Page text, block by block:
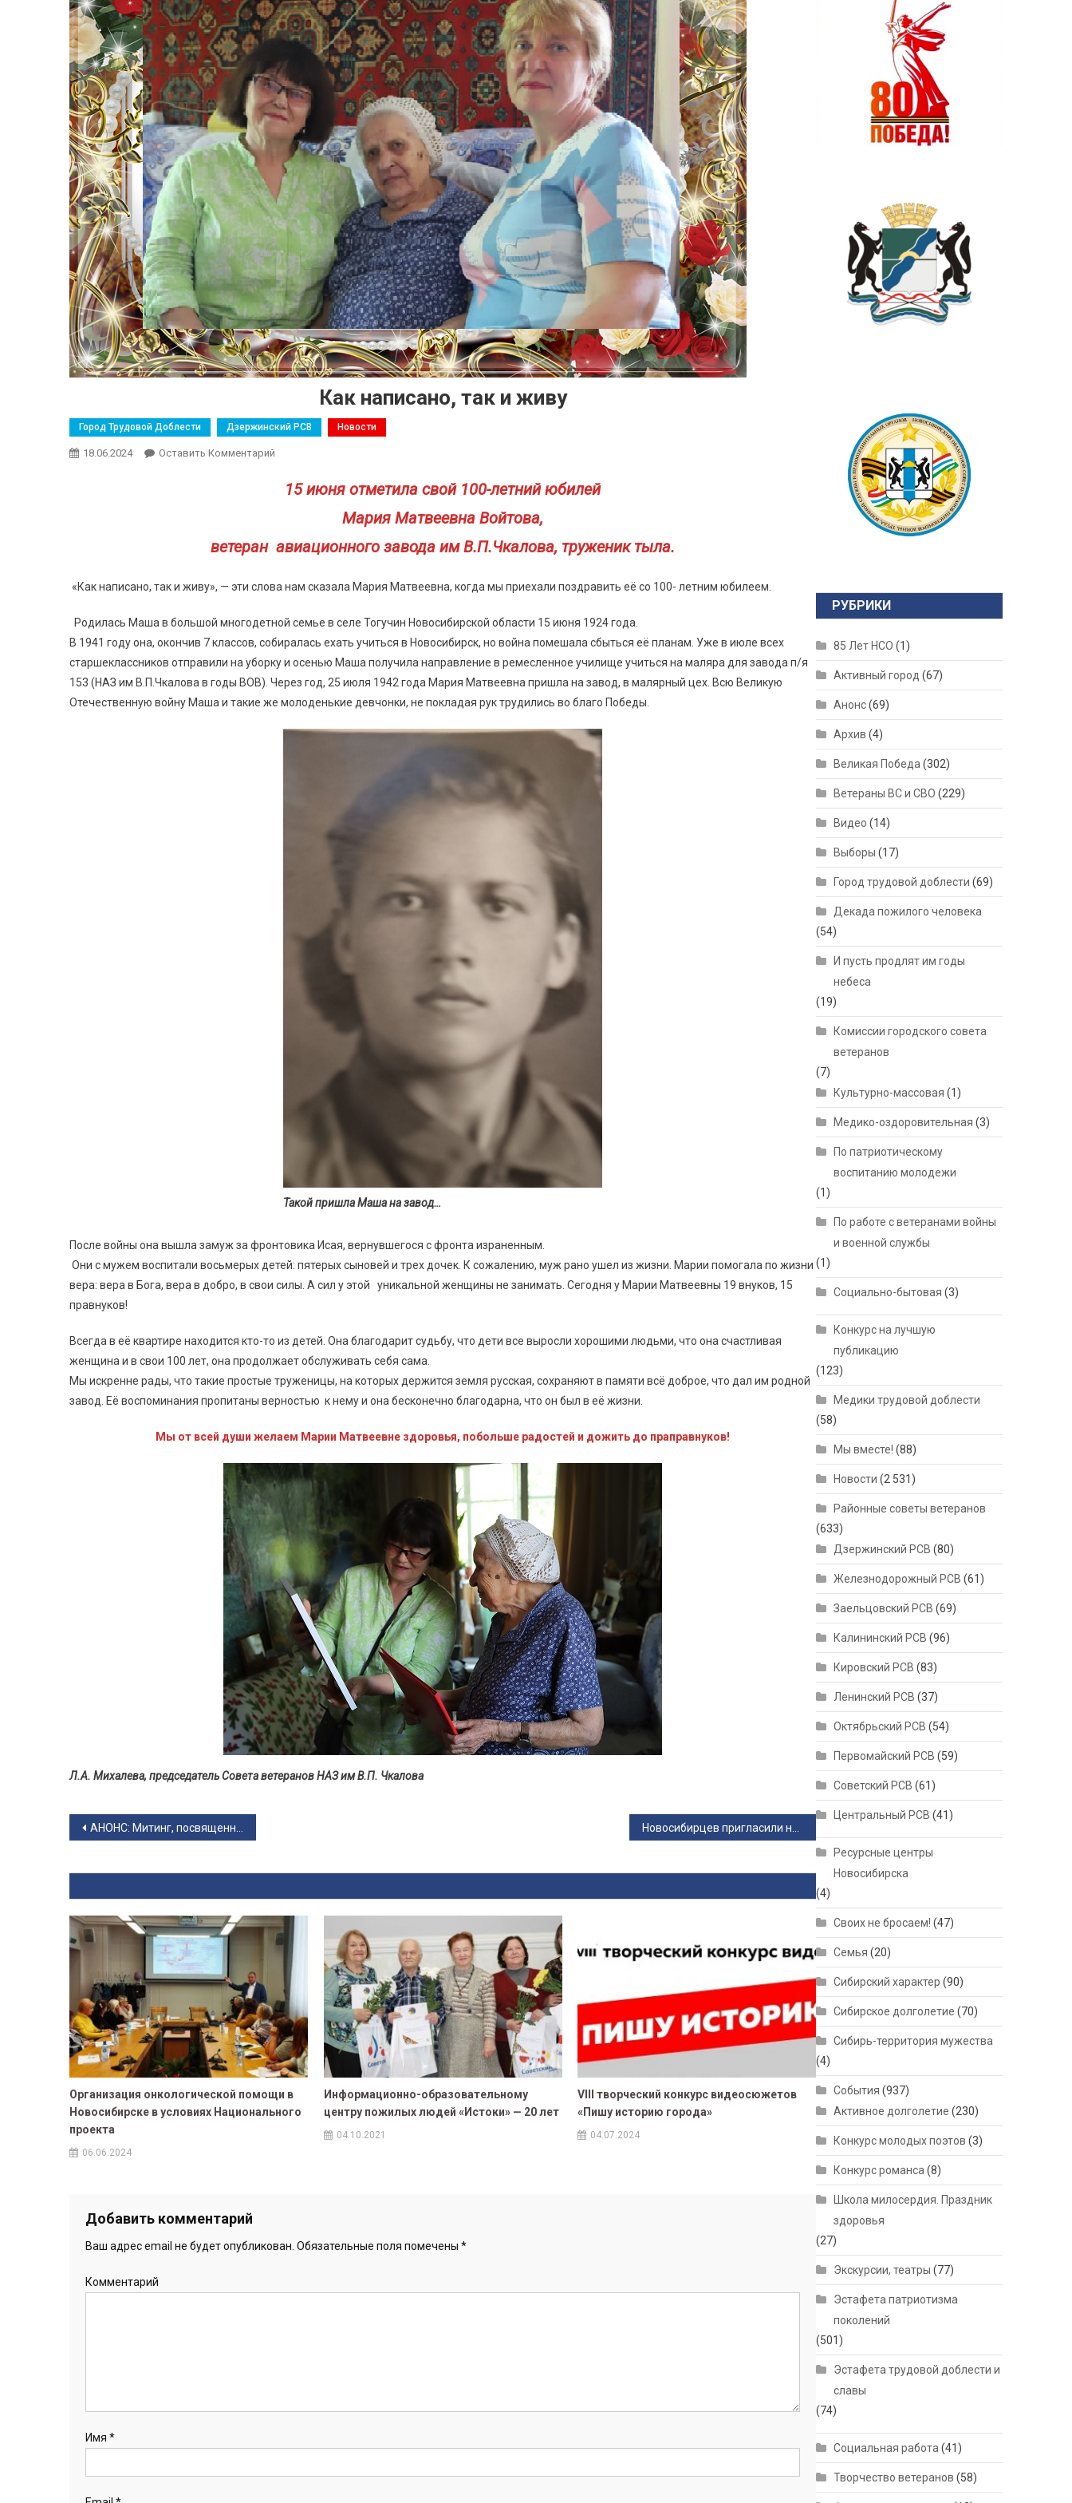
Как написано, так и живу
Город Трудовой Доблести Дзержинский РСВ Новости
18.06.2024 Оставить Комментарий
15 июня отметила свой 100-летний юбилей
Мария Матвеевна Войтова,
ветеран авиационного завода им В.П.Чкалова, труженик тыла.
«Как написано, так и живу», — эти слова нам сказала Мария Матвеевна, когда мы приехали поздравить её со 100- летним юбилеем.
Родилась Маша в большой многодетной семье в селе Тогучин Новосибирской области 15 июня 1924 года.
В 1941 году она, окончив 7 классов, собиралась ехать учиться в Новосибирск, но война помешала сбыться её планам. Уже в июле всех
старшеклассников отправили на уборку и осенью Маша получила направление в ремесленное училище учиться на маляра для завода п/я
153 (НАЗ им В.П.Чкалова в годы ВОВ). Через год, 25 июля 1942 года Мария Матвеевна пришла на завод, в малярный цех. Всю Великую
Отечественную войну Маша и такие же молоденькие девчонки, не покладая рук трудились во благо Победы.
Такой пришла Маша на завод…
После войны она вышла замуж за фронтовика Исая, вернувшегося с фронта израненным.
Они с мужем воспитали восьмерых детей: пятерых сыновей и трех дочек. К сожалению, муж рано ушел из жизни. Марии помогала по жизни
вера: вера в Бога, вера в добро, в свои силы. А сил у этой уникальной женщины не занимать. Сегодня у Марии Матвеевны 19 внуков, 15
правнуков!
Всегда в её квартире находится кто-то из детей. Она благодарит судьбу, что дети все выросли хорошими людьми, что она счастливая
женщина и в свои 100 лет, она продолжает обслуживать себя сама.
Мы искренне рады, что такие простые труженицы, на которых держится земля русская, сохраняют в памяти всё доброе, что дал им родной
завод. Её воспоминания пропитаны верностью к нему и она бесконечно благодарна, что он был в её жизни.
Мы от всей души желаем Марии Матвеевне здоровья, побольше радостей и дожить до праправнуков!
Л.А. Михалева, председатель Совета ветеранов НАЗ им В.П. Чкалова
Навигация по записям
АНОНС: Митинг, посвященный Дню Памяти и Скорби
Организация онкологической помощи в
Новосибирске в условиях Национального
проекта
06.06.2024
Информационно-образовательному
центру пожилых людей «Истоки» — 20 лет
04.10.2021
VIII творческий конкурс видеосюжетов
«Пишу историю города»
04.07.2024
Добавить комментарий
Ваш адрес email не будет опубликован. Обязательные поля помечены *
Комментарий
Имя *
РУБРИКИ
85 Лет НСО (1)
Активный город (67)
Анонс(69)
Архив (4)
Великая Победа (302)
Ветераны ВС и СВО (229)
Видео (14)
Выборы (17)
Город трудовой доблести (69)
Декада пожилого человека
(54)
И пусть продлят им годы
небеса
(19)
Комиссии городского совета
ветеранов
(7)
Культурно-массовая (1)
Медико-оздоровительная (3)
По патриотическому
воспитанию молодежи
(1)
По работе с ветеранами войны
и военной службы
(1)
Социально-бытовая (3)
Конкурс на лучшую
публикацию
(123)
Медики трудовой доблести
(58)
Мы вместе! (88)
Новости (2 531)
Районные советы ветеранов
(633)
Дзержинский РСВ (80)
Железнодорожный РСВ (61)
Заельцовский РСВ (69)
Калининский РСВ (96)
Кировский РСВ (83)
Ленинский РСВ (37)
Октябрьский РСВ (54)
Первомайский РСВ (59)
Советский РСВ (61)
Центральный РСВ (41)
Ресурсные центры
Новосибирска
(4)
Своих не бросаем! (47)
Семья (20)
Сибирский характер (90)
Сибирское долголетие (70)
Сибирь-территория мужества
(4)
События (937)
Активное долголетие (230)
Конкурс молодых поэтов (3)
Конкурс романса (8)
Школа милосердия. Праздник
здоровья
(27)
Экскурсии, театры (77)
Эстафета патриотизма
поколений
(501)
Эстафета трудовой доблести и
славы
(74)
Социальная работа (41)
Творчество ветеранов (58)